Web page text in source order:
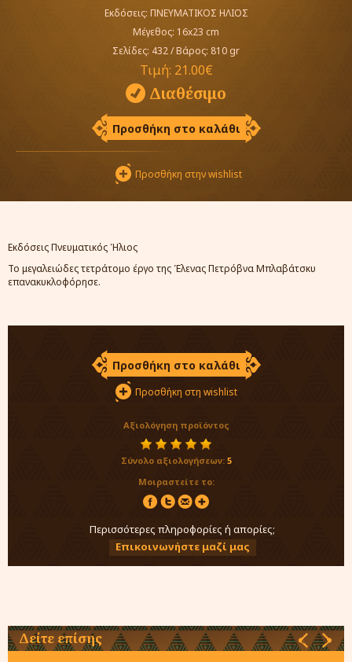
Εκδόσεις: ΠΝΕΥΜΑΤΙΚΟΣ ΗΛΙΟΣ
Μέγεθος: 16x23 cm
Σελίδες: 432/Βάρος: 810 gr
Τιμή: 21.00€
Διαθέσιμο
Προσθήκη στο καλάθι
Προσθήκη στην wishlist
Εκδόσεις Πνευματικός Ήλιος
Το μεγαλειώδες τετράτομο έργο της Έλενας Πετρόβνα Μπλαβάτσκυ
επανακυκλοφόρησε.
Προσθήκη στο καλάθι
Προσθήκη στη wishlist
Αξιολόγηση προϊόντος
Σύνολο αξιολογήσεων: 5
Μοιραστείτε το:
Περισσότερες πληροφορίες ή απορίες;
Επικοινωνήστε μαζί μας
Δείτε επίσης ‹ ›